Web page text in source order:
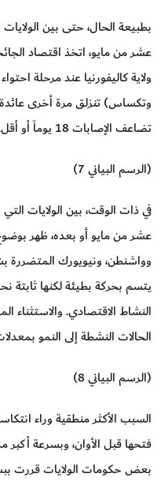
بطبيعة الحال، حتى بين
عشر من مايو، اتخذ اقتصاد
ولاية كاليفورنيا عند مرحلة
وتكساس) تنزلق مرة أخرى
تضاعف الإصابات 18 يوماً أو أقل.
(الرسم البياني 7)
في ذات الوقت، بين الولايات
عشر من مايو أو بعده، ظهر
وواشنطن، ونيويورك المتضررة
يتسم بحركة بطيئة لكنها ثابتة
النشاط الاقتصادي. والاستثناء
الحالات النشطة إلى النمو
(الرسم البياني 8)
السبب الأكثر منطقية وراء
فتحها قبل الأوان، وبسرعة أكبر
بعض حكومات الولايات قررت